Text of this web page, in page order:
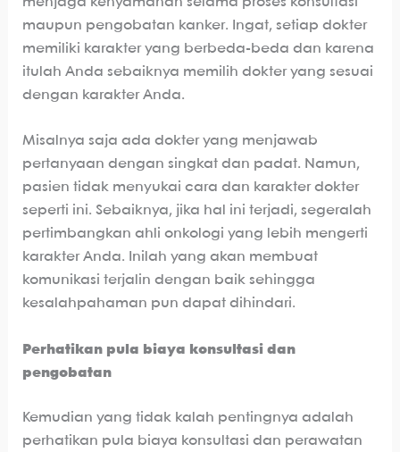
maupun pengobatan kanker. Ingat, setiap dokter
memiliki karakter yang berbeda-beda dan karena
itulah Anda sebaiknya memilih dokter yang sesuai
dengan karakter Anda.
Misalnya saja ada dokter yang menjawab
pertanyaan dengan singkat dan padat. Namun,
pasien tidak menyukai cara dan karakter dokter
seperti ini. Sebaiknya, jika hal ini terjadi, segeralah
pertimbangkan ahli onkologi yang lebih mengerti
karakter Anda. Inilah yang akan membuat
komunikasi terjalin dengan baik sehingga
kesalahpahaman pun dapat dihindari.
Perhatikan pula biaya konsultasi dan
pengobatan
Kemudian yang tidak kalah pentingnya adalah
perhatikan pula biaya konsultasi dan perawatan